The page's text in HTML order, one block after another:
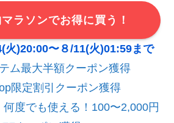
ラソンでお得に買う！
火)20:00〜８/11(火)01:59まで
ム最大半額クーポン獲得
限定割引クーポン獲得
度でも使える！100〜2,000円